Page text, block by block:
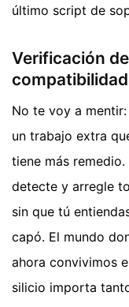
último script de
Verificación
No te voy a
un trabajo extra
tiene más
detecte y arregle
sin que tú
capó. El mundo
ahora convivimos
silicio importa